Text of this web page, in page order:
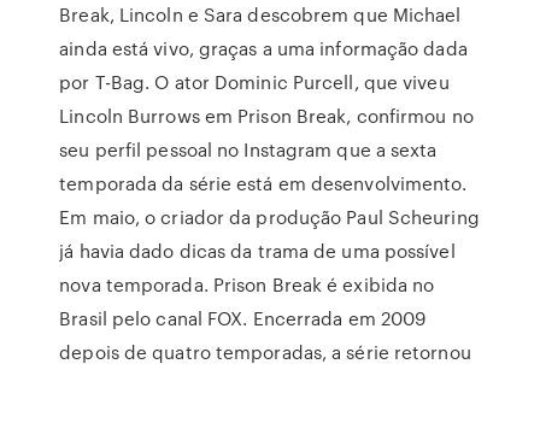
Break, Lincoln e Sara descobrem que Michael
ainda está vivo, graças a uma informação dada
por T-Bag. O ator Dominic Purcell, que viveu
Lincoln Burrows em Prison Break, confirmou no
seu perfil pessoal no Instagram que a sexta
temporada da série está em desenvolvimento.
Em maio, o criador da produção Paul Scheuring
já havia dado dicas da trama de uma possível
nova temporada. Prison Break é exibida no
Brasil pelo canal FOX. Encerrada em 2009
depois de quatro temporadas, a série retornou